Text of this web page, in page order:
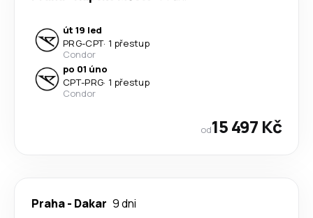
út 19 led
PRG-CPT· 1 přestup
Condor
po 01 úno
CPT-PRG· 1 přestup
Condor
od15 497 Kč
Praha- Dakar 9 dni